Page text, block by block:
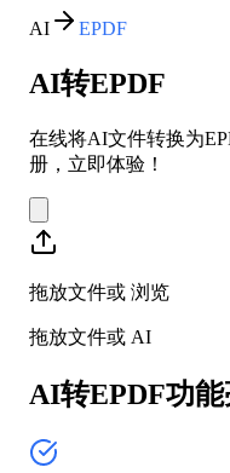
AI EPDF
AI转EPDF
在线将AI文件转换为
册，立即体验！
拖放文件或 浏览
拖放文件或 AI
AI转EPDF功能